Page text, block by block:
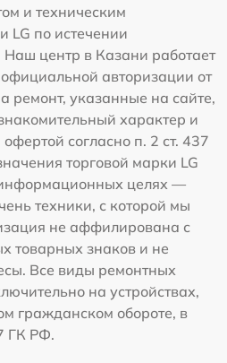
и техническим
LG по истечении
Наш центр в Казани работает
авторизации от
ремонт, указанные на сайте,
характер и
согласно п. 2 ст. 437
торговой марки LG
целях —
техники, с которой мы
не аффилирована с
товарных знаков и не
Все виды ремонтных
на устройствах,
гражданском обороте, в
ГК РФ.